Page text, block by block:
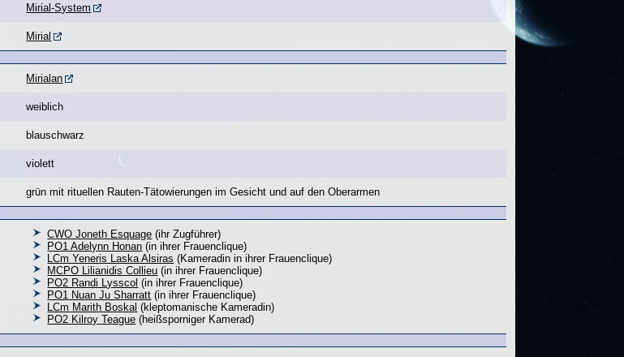
Mirial-System
Mirial
Mirialan
weiblich
blauschwarz
violett
grün mit rituellen Rauten-Tätowierungen im Gesicht und auf den Oberarmen
CWO Joneth Esquage (ihr Zugführer)
PO1 Adelynn Honan (in ihrer Frauenclique)
LCm Yeneris Laska Alsiras (Kameradin in ihrer Frauenclique)
MCPO Lilianidis Collieu (in ihrer Frauenclique)
PO2 Randi Lysscol (in ihrer Frauenclique)
PO1 Nuan Ju Sharratt (in ihrer Frauenclique)
LCm Marith Boskal (kleptomanische Kameradin)
PO2 Kilroy Teague (heißsporniger Kamerad)